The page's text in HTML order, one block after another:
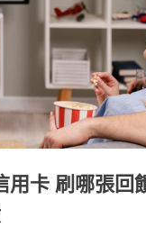
卡 刷哪張回